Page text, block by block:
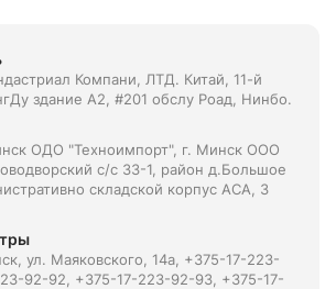
Компани, ЛТД. Китай, 11-й
здание А2, #201 обслу Роад, Нинбо.
ОДО "Техноимпорт", г. Минск ООО
с/с 33-1, район д.Большое
складской корпус АСА, 3
ул. Маяковского, 14а, +375-17-223-
92-92, +375-17-223-92-93, +375-17-